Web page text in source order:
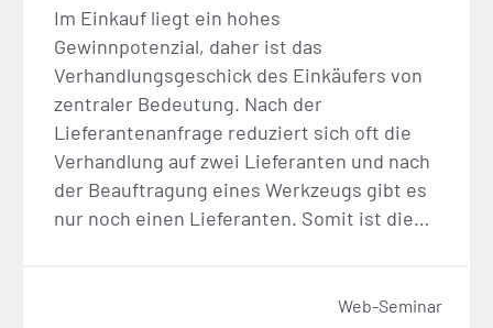
Im Einkauf liegt ein hohes
Gewinnpotenzial, daher ist das
Verhandlungsgeschick des Einkäufers von
zentraler Bedeutung. Nach der
Lieferantenanfrage reduziert sich oft die
Verhandlung auf zwei Lieferanten und nach
der Beauftragung eines Werkzeugs gibt es
nur noch einen Lieferanten. Somit ist die…
Web-Seminar